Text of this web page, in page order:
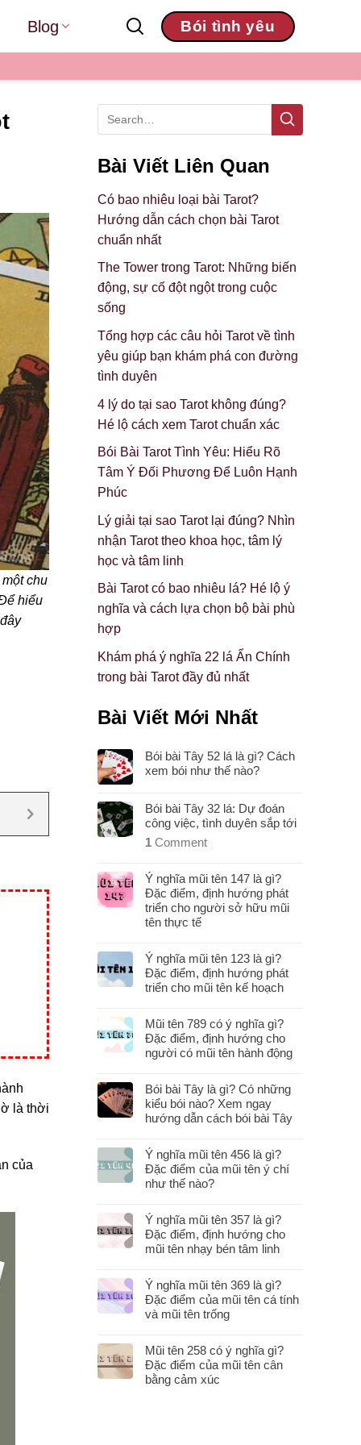
Blog Bói tình yêu
chu
hiểu
là thời
của
Bài Viết Liên Quan
Có bao nhiêu loại bài Tarot?
Hướng dẫn cách chọn bài Tarot
chuẩn nhất
The Tower trong Tarot: Những biến
động, sự cố đột ngột trong cuộc
sống
Tổng hợp các câu hỏi Tarot về tình
yêu giúp bạn khám phá con đường
tình duyên
4 lý do tại sao Tarot không đúng?
Hé lộ cách xem Tarot chuẩn xác
Bói Bài Tarot Tình Yêu: Hiểu Rõ
Tâm Ý Đối Phương Để Luôn Hạnh
Phúc
Lý giải tại sao Tarot lại đúng? Nhìn
nhận Tarot theo khoa học, tâm lý
học và tâm linh
Bài Tarot có bao nhiêu lá? Hé lộ ý
nghĩa và cách lựa chọn bộ bài phù
hợp
Khám phá ý nghĩa 22 lá Ẩn Chính
trong bài Tarot đầy đủ nhất
Bài Viết Mới Nhất
Bói bài Tây 52 lá là gì? Cách
xem bói như thế nào?
Bói bài Tây 32 lá: Dự đoán
công việc, tình duyên sắp tới
1 Comment
Ý nghĩa mũi tên 147 là gì?
Đặc điểm, định hướng phát
triển cho người sở hữu mũi
tên thực tế
Ý nghĩa mũi tên 123 là gì?
Đặc điểm, định hướng phát
triển cho mũi tên kế hoạch
Mũi tên 789 có ý nghĩa gì?
Đặc điểm, định hướng cho
người có mũi tên hành động
Bói bài Tây là gì? Có những
kiểu bói nào? Xem ngay
hướng dẫn cách bói bài Tây
Ý nghĩa mũi tên 456 là gì?
Đặc điểm của mũi tên ý chí
như thế nào?
Ý nghĩa mũi tên 357 là gì?
Đặc điểm, định hướng cho
mũi tên nhạy bén tâm linh
Ý nghĩa mũi tên 369 là gì?
Đặc điểm của mũi tên cá tính
và mũi tên trống
Mũi tên 258 có ý nghĩa gì?
Đặc điểm của mũi tên cân
bằng cảm xúc